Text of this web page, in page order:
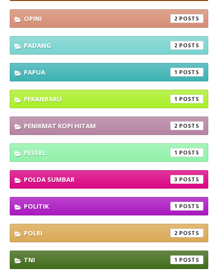
OPINI 2
PADANG 2
PAPUA 1
PEKANBARU 1
PENIKMAT KOPI HITAM 2
PESSEL 1
POLDA SUMBAR 3
POLITIK 1
POLRI 2
TNI 1